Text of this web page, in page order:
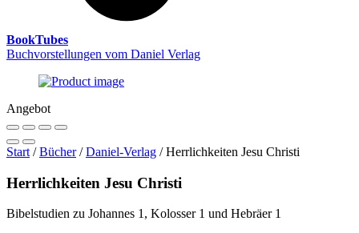
BookTubes
Buchvorstellungen vom Daniel Verlag
Angebot
Start /Bücher/Daniel-Verlag / Herrlichkeiten Jesu Christi
Herrlichkeiten Jesu Christi
Bibelstudien zu Johannes 1, Kolosser 1 und Hebräer 1